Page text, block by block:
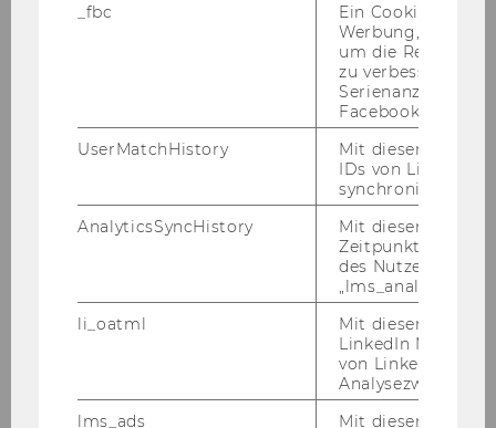
Environmental concern and
medium-distance transport
mode choice in Europe the use of
Peer, Stefanie
Promoting pedalling a
comparative case study of
cycling policies in Amsterdam,
Copenhagen and Vienna
Exploring a social innovation for
solidarity, social inclusion, civil
_fbc
Ein Cookie für
Werbung, das
um die Relevanz
zu verbessern
Facebook
UserMatchHistory
Mit diesem
IDs von LinkedIn
synchronisiert.
AnalyticsSyncHistory
Mit diesem
Zeitpunkt der
des Nutzers mit
„lms_analytics“
li_oatml
Mit diesem
LinkedIn
von LinkedIn zu
Analysezwecke
lms_ads
Mit diesem